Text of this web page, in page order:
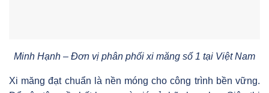
Minh Hạnh – Đơn vị phân phối xi măng số 1 tại Việt Nam
Xi măng đạt chuẩn là nền móng cho công trình bền vững.